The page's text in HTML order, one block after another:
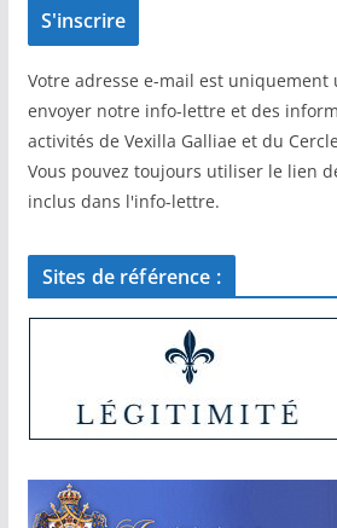
Votre adresse e-mail est uniquement
envoyer notre info-lettre et des
activités de Vexilla Galliae et du
Vous pouvez toujours utiliser le lien
inclus dans l'info-lettre.
Sites de référence :